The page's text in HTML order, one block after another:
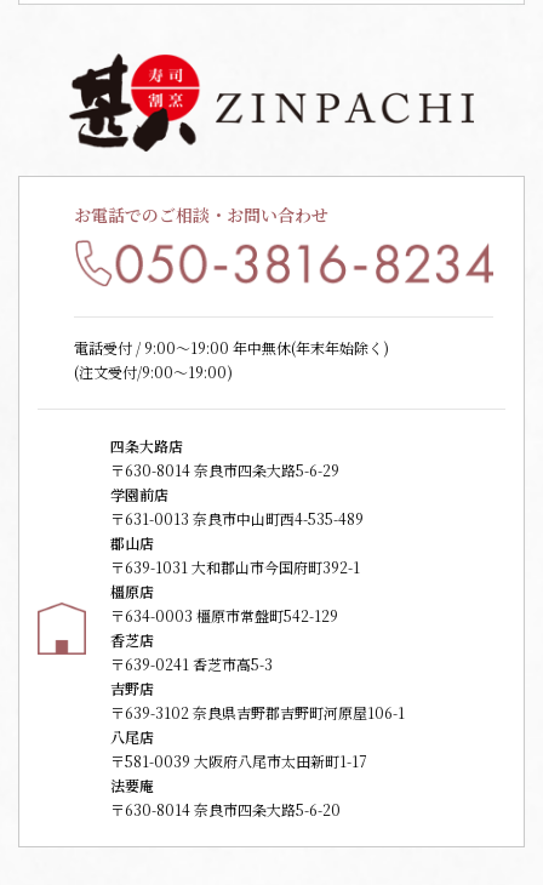
お電話でのご相談・お問い合わせ
電話受付 / 9:00〜19:00 年中無休(年末年始除く)
(注文受付/9:00～19:00)
四条大路店
〒630-8014 奈良市四条大路5-6-29
学園前店
〒631-0013 奈良市中山町西4-535-489
郡山店
〒639-1031 大和郡山市今国府町392-1
橿原店
〒634-0003 橿原市常盤町542-129
香芝店
〒639-0241 香芝市高5-3
吉野店
〒639-3102 奈良県吉野郡吉野町河原屋106-1
八尾店
〒581-0039 大阪府八尾市太田新町1-17
法要庵
〒630-8014 奈良市四条大路5-6-20